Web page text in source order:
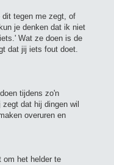
dit tegen me zegt, of
je denken dat ik niet
Wat ze doen is de
dat jij iets fout doet.
tijdens zo'n
dat hij dingen wil
overuren en
om het helder te